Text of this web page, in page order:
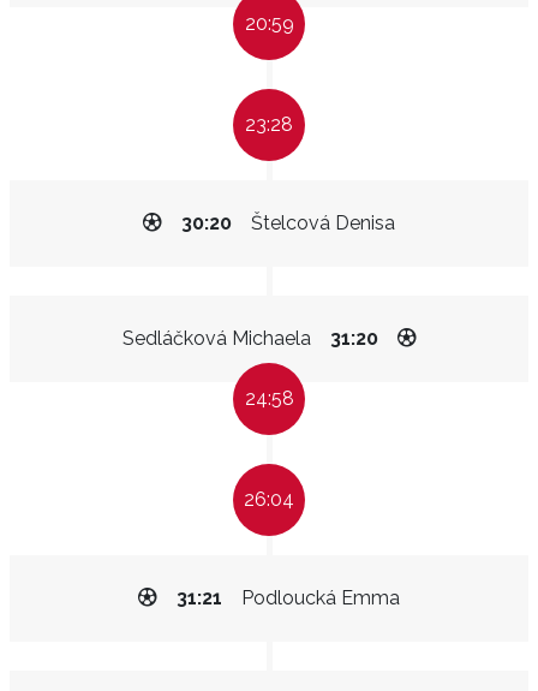
20:59
23:28
Štelcová Denisa
30:20
Sedláčková Michaela 31:20
24:58
26:04
Podloucká Emma
31:21